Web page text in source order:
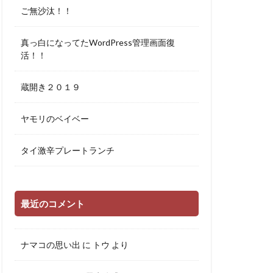
ご無沙汰！！
真っ白になってたWordPress管理画面復
活！！
蔵開き２０１９
ヤモリのベイベー
タイ激辛プレートランチ
最近のコメント
ナマコの思い出 に トウ より